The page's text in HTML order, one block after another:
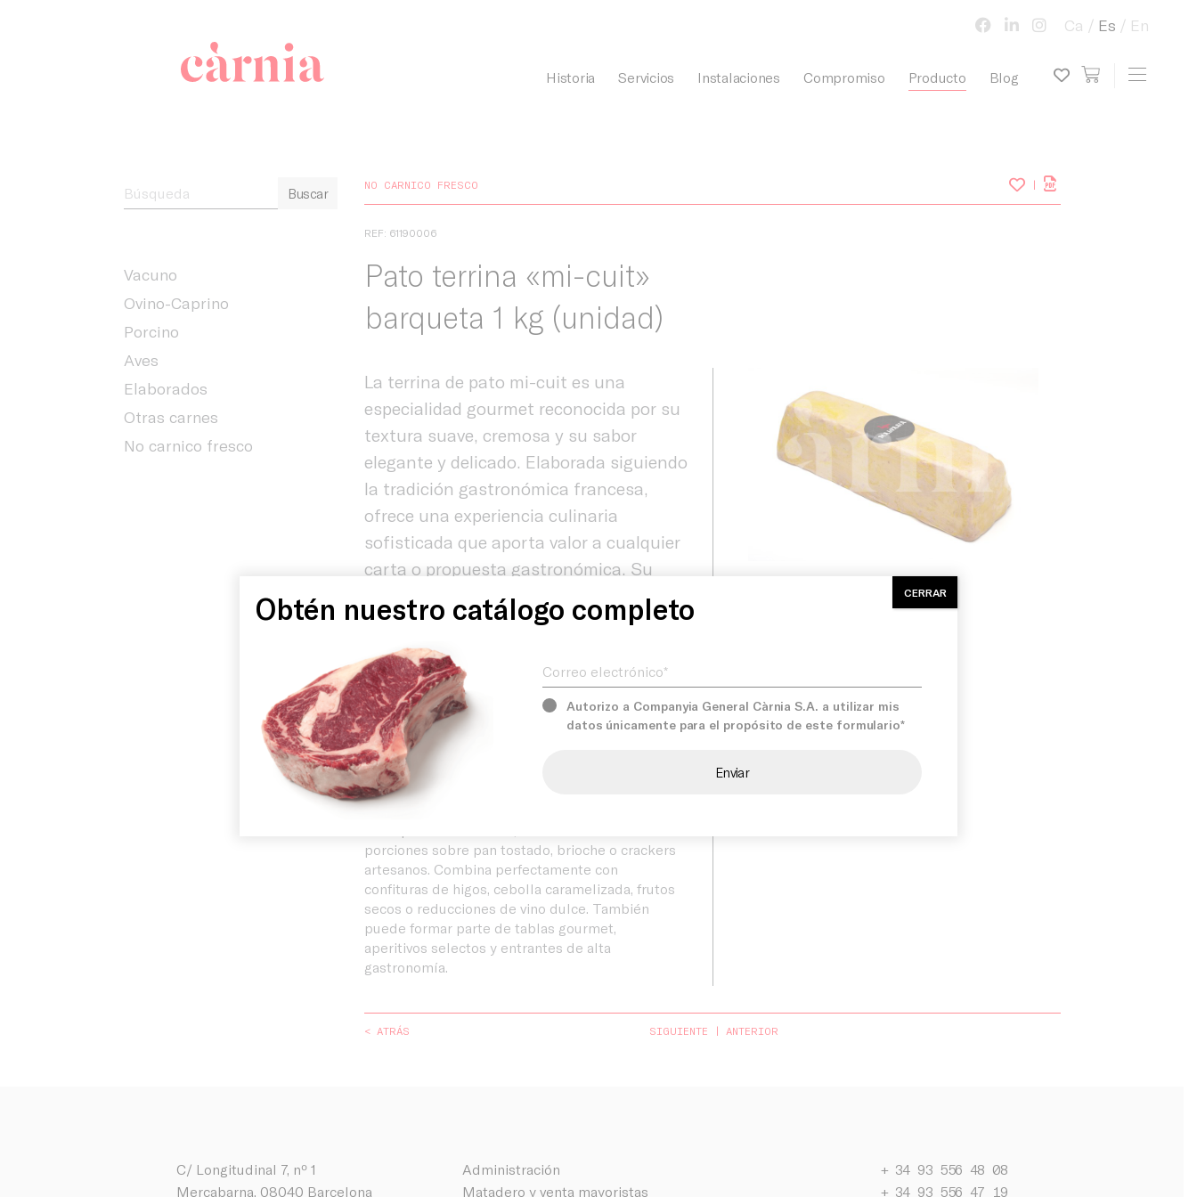
Historia Servicios Instalaciones Compromiso Producto Blog view cart
My wish list
Toggle
Ca Es En
Inicio
Producto
Historia
Servicios
Instalaciones
Compromiso
Buscar
Vacuno
Ovino-Caprino
Porcino
Aves
Elaborados
Otras carnes
No carnico fresco
NO CARNICO FRESCO
REF: 61190006
Pato terrina «mi-cuit»
barqueta 1 kg (unidad)
La terrina de pato mi-cuit es una
especialidad gourmet reconocida por su
textura suave, cremosa y su sabor
elegante y delicado. Elaborada siguiendo
la tradición gastronómica francesa,
ofrece una experiencia culinaria
sofisticada que aporta valor a cualquier
carta o propuesta gastronómica. Su
formato de 1 kg resulta ideal para
restaurantes, caterings y
establecimientos especializados que
buscan un producto premium con
excelente rendimiento y presentación.
Sugerencia de cocinado:
porciones sobre pan tostado, brioche o crackers
artesanos. Combina perfectamente con
confituras de higos, cebolla caramelizada, frutos
secos o reducciones de vino dulce. También
puede formar parte de tablas gourmet,
aperitivos selectos y entrantes de alta
gastronomía.
Un
< ATRÁS SIGUIENTE ANTERIOR
C/ Longitudinal 7, nº 1
Mercabarna, 08040 Barcelona
Administración
+ 34 93 556 48 08
Matadero y venta mayoristas
+ 34 93 556 47 19
Obtén nuestro catálogo completo
Autorizo a Companyia General Càrnia S.A. a utilizar mis
datos únicamente para el propósito de este formulario*
CERRAR